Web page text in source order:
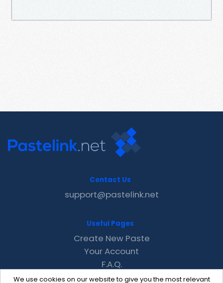
We use cookies on our website to give you the most relevant
Contact Us
support@pastelink.net
Useful Pages
Create New Paste
Your Account
F.A.Q.
Recent